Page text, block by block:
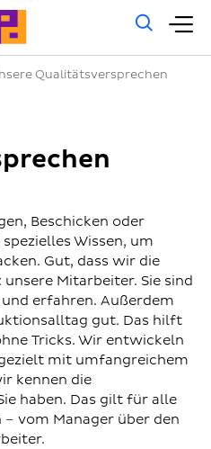
Qualitätsversprechen
Beschicken oder
Wissen, um
Gut, dass wir die
Mitarbeiter. Sie sind
erfahren. Außerdem
gut. Das hilft
Tricks. Wir entwickeln
mit umfangreichem
kennen die
haben. Das gilt für alle
vom Manager über den